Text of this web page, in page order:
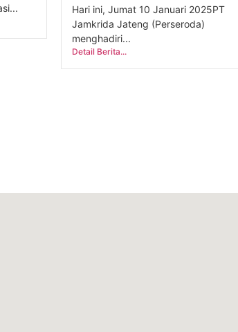
Hari ini, Jumat 10 Januari 2025PT
Jamkrida Jateng (Perseroda)
menghadiri...
Detail Berita...